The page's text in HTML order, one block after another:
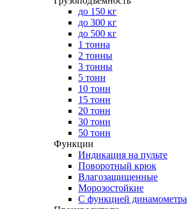
до 150 кг
до 300 кг
до 500 кг
1 тонна
2 тонны
3 тонны
5 тонн
10 тонн
15 тонн
20 тонн
30 тонн
50 тонн
Функции
Индикация на пульте
Поворотный крюк
Влагозащищенные
Морозостойкие
С функцией динамометра